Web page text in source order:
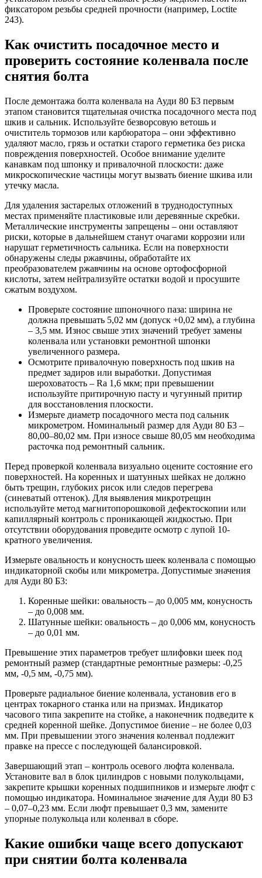
фиксатором резьбы средней прочности (например, Loctite
243).
Как очистить посадочное место и
проверить состояние коленвала после
снятия болта
После демонтажа болта коленвала на Ауди 80 Б3 первым
этапом становится тщательная очистка посадочного места под
шкив и сальник. Используйте безворсовую ветошь и
очиститель тормозов или карбюратора – они эффективно
удаляют масло, грязь и остатки старого герметика без риска
повреждения поверхностей. Особое внимание уделите
канавкам под шпонку и привалочной плоскости: даже
микроскопические частицы могут вызвать биение шкива или
утечку масла.
Для удаления застарелых отложений в труднодоступных
местах применяйте пластиковые или деревянные скребки.
Металлические инструменты запрещены – они оставляют
риски, которые в дальнейшем станут очагами коррозии или
нарушат герметичность сальника. Если на поверхности
обнаружены следы ржавчины, обработайте их
преобразователем ржавчины на основе ортофосфорной
кислоты, затем нейтрализуйте остатки водой и просушите
сжатым воздухом.
Проверьте состояние шпоночного паза: ширина не
должна превышать 5,02 мм (допуск +0,02 мм), а глубина
– 3,5 мм. Износ свыше этих значений требует замены
коленвала или установки ремонтной шпонки
увеличенного размера.
Осмотрите привалочную поверхность под шкив на
предмет задиров или выработки. Допустимая
шероховатость – Ra 1,6 мкм; при превышении
используйте притирочную пасту и чугунный притир
для восстановления плоскости.
Измерьте диаметр посадочного места под сальник
микрометром. Номинальный размер для Ауди 80 Б3 –
80,00–80,02 мм. При износе свыше 80,05 мм необходима
расточка под ремонтный сальник.
Перед проверкой коленвала визуально оцените состояние его
поверхностей. На коренных и шатунных шейках не должно
быть трещин, глубоких рисок или следов перегрева
(синеватый оттенок). Для выявления микротрещин
используйте метод магнитопорошковой дефектоскопии или
капиллярный контроль с проникающей жидкостью. При
отсутствии оборудования проведите осмотр с лупой 10-
кратного увеличения.
Измерьте овальность и конусность шеек коленвала с помощью
индикаторной скобы или микрометра. Допустимые значения
для Ауди 80 Б3:
Коренные шейки: овальность – до 0,005 мм, конусность
– до 0,008 мм.
Шатунные шейки: овальность – до 0,006 мм, конусность
– до 0,01 мм.
Превышение этих параметров требует шлифовки шеек под
ремонтный размер (стандартные ремонтные размеры: -0,25
мм, -0,5 мм, -0,75 мм).
Проверьте радиальное биение коленвала, установив его в
центрах токарного станка или на призмах. Индикатор
часового типа закрепите на стойке, а наконечник подведите к
средней коренной шейке. Допустимое биение – не более 0,03
мм. При превышении этого значения коленвал подлежит
правке на прессе с последующей балансировкой.
Завершающий этап – контроль осевого люфта коленвала.
Установите вал в блок цилиндров с новыми полукольцами,
закрепите крышки коренных подшипников и измерьте люфт с
помощью индикатора. Номинальное значение для Ауди 80 Б3
– 0,07–0,23 мм. Если люфт превышает 0,3 мм, замените
упорные полукольца или коленвал в сборе.
Какие ошибки чаще всего допускают
при снятии болта коленвала